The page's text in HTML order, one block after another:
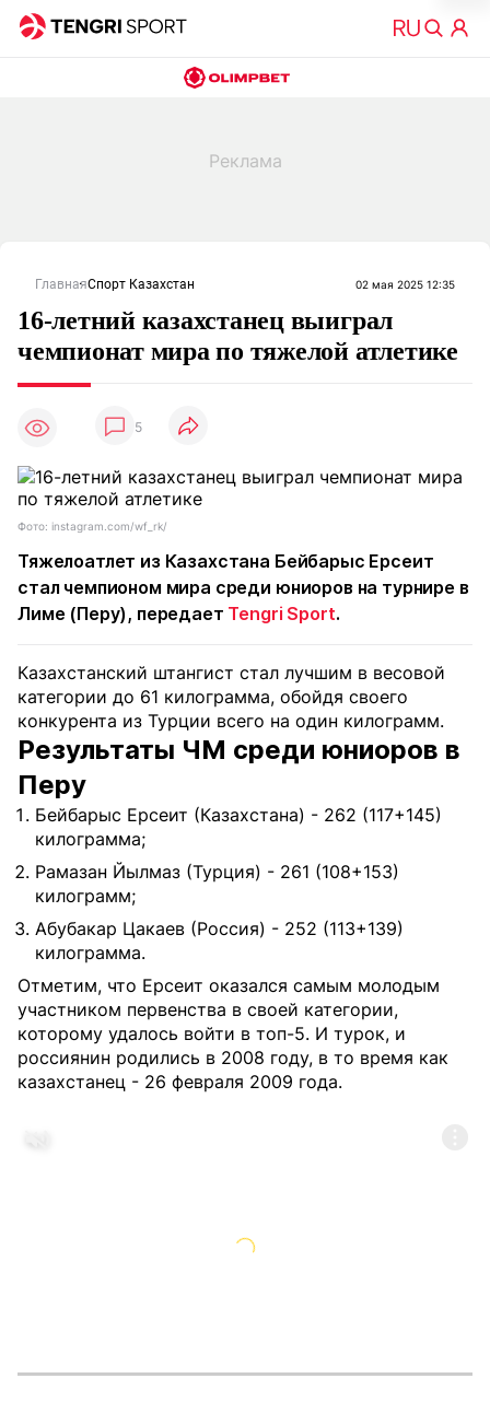
ГлавнаяСпорт Казахстан 02 мая 2025 12:35
16-летний казахстанец выиграл
чемпионат мира по тяжелой атлетике
5
Фото: instagram.com/wf_rk/
Тяжелоатлет из Казахстана Бейбарыс Ерсеит
стал чемпионом мира среди юниоров на турнире в
Лиме (Перу), передает Tengri Sport.
Казахстанский штангист стал лучшим в весовой
категории до 61 килограмма, обойдя своего
конкурента из Турции всего на один килограмм.
Результаты ЧМ среди юниоров в
Перу
Бейбарыс Ерсеит (Казахстана) - 262 (117+145)
килограмма;
Рамазан Йылмаз (Турция) - 261 (108+153)
килограмм;
Абубакар Цакаев (Россия) - 252 (113+139)
килограмма.
Отметим, что Ерсеит оказался самым молодым
участником первенства в своей категории,
которому удалось войти в топ-5. И турок, и
россиянин родились в 2008 году, в то время как
казахстанец - 26 февраля 2009 года.